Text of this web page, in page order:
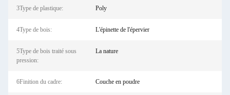
3Type de plastique: Poly
4Type de bois: L'épinette de l'épervier
5Type de bois traité sous
pression:
La nature
6Finition du cadre: Couche en poudre